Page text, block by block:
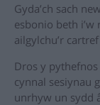
Gyda’ch sach
esbonio beth i’w
ailgylchu’r
Dros y
cynnal sesiynau
unrhyw un sydd